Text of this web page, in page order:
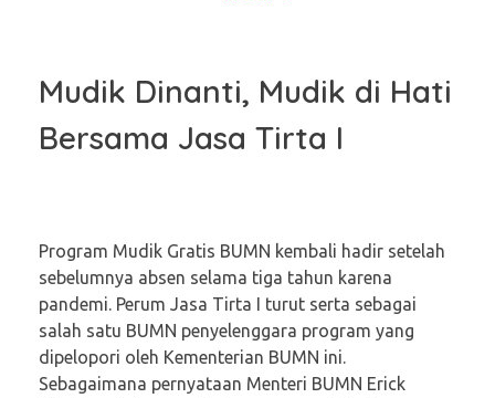
Mudik Dinanti, Mudik di Hati
Bersama Jasa Tirta I
Program Mudik Gratis BUMN kembali hadir setelah
sebelumnya absen selama tiga tahun karena
pandemi. Perum Jasa Tirta I turut serta sebagai
salah satu BUMN penyelenggara program yang
dipelopori oleh Kementerian BUMN ini.
Sebagaimana pernyataan Menteri BUMN Erick